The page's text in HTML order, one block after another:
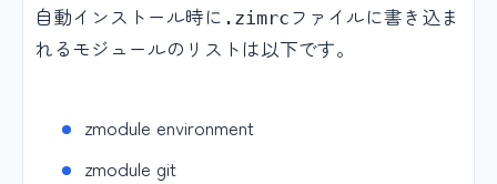
自動インストール時に .zimrc ファイルに書き込ま
れるモジュールのリストは以下です。
zmodule environment
zmodule git